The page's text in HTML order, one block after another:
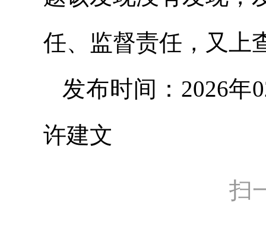
任、监督责任，又上
发布时间：2026
许建文
扫